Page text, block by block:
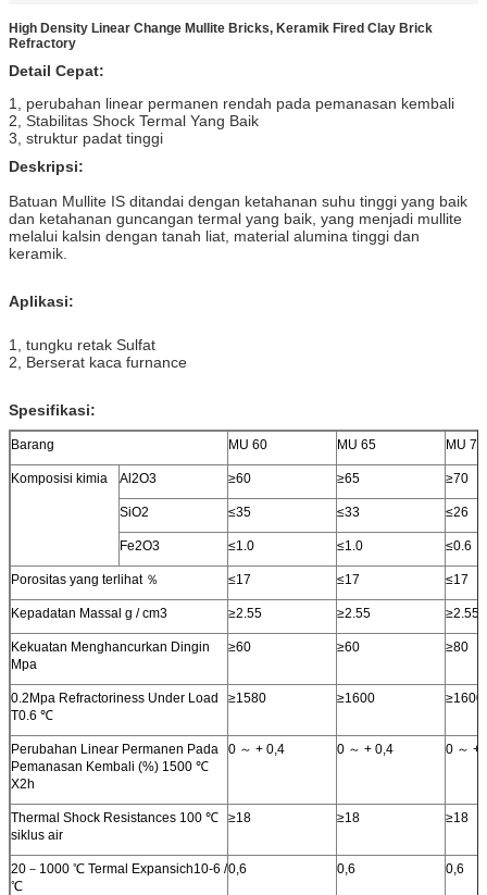
High Density Linear Change Mullite Bricks, Keramik Fired Clay Brick
Refractory
Detail Cepat:
1, perubahan linear permanen rendah pada pemanasan kembali
2, Stabilitas Shock Termal Yang Baik
3, struktur padat tinggi
Deskripsi:
Batuan Mullite IS ditandai dengan ketahanan suhu tinggi yang baik
dan ketahanan guncangan termal yang baik, yang menjadi mullite
melalui kalsin dengan tanah liat, material alumina tinggi dan
keramik.
Aplikasi:
1, tungku retak Sulfat
2, Berserat kaca furnance
Spesifikasi:
Barang MU 60 MU 65 MU 70
Komposisi kimia Al2O3 ≥60 ≥65 ≥70
SiO2 ≤35 ≤33 ≤26
Fe2O3 ≤1.0 ≤1.0 ≤0.6
Porositas yang terlihat ％ ≤17 ≤17 ≤17
Kepadatan Massal g / cm3 ≥2.55 ≥2.55 ≥2.55
Kekuatan Menghancurkan Dingin
Mpa
≥60 ≥60 ≥80
0.2Mpa Refractoriness Under Load
T0.6 ℃
≥1580 ≥1600 ≥1600
Perubahan Linear Permanen Pada
Pemanasan Kembali (%) 1500 ℃
X2h
0 ～ + 0,4 0 ～ + 0,4 0 ～ +
Thermal Shock Resistances 100 ℃
siklus air
≥18 ≥18 ≥18
20－1000 ℃ Termal Expansich10-6 /
℃
0,6 0,6 0,6